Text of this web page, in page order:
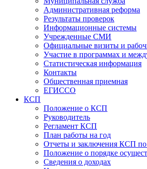
Административная реформа
Результаты проверок
Информационные системы
Учрежденные СМИ
Официальные визиты и
Участие в программах и
Статистическая информация
Контакты
Общественная приемная
ЕГИССО
КСП
Положение о КСП
Руководитель
Регламент КСП
План работы на год
Отчеты и заключения КСП по
Положение о порядке
Сведения о доходах